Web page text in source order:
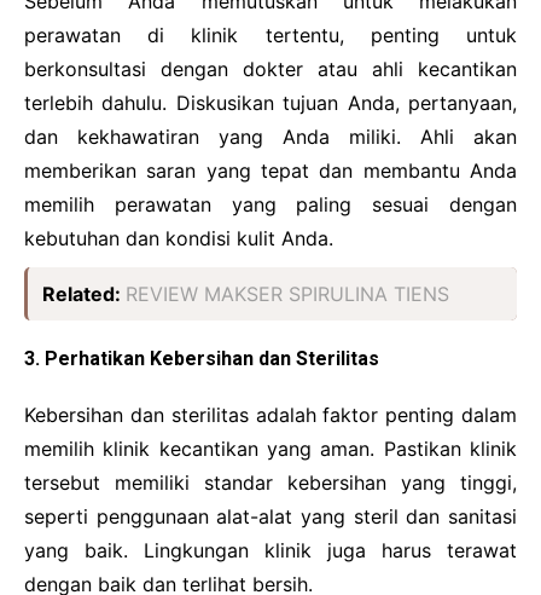
perawatan di klinik tertentu, penting untuk
berkonsultasi dengan dokter atau ahli kecantikan
terlebih dahulu. Diskusikan tujuan Anda, pertanyaan,
dan kekhawatiran yang Anda miliki. Ahli akan
memberikan saran yang tepat dan membantu Anda
memilih perawatan yang paling sesuai dengan
kebutuhan dan kondisi kulit Anda.
Related: REVIEW MAKSER SPIRULINA TIENS
3. Perhatikan Kebersihan dan Sterilitas
Kebersihan dan sterilitas adalah faktor penting dalam
memilih klinik kecantikan yang aman. Pastikan klinik
tersebut memiliki standar kebersihan yang tinggi,
seperti penggunaan alat-alat yang steril dan sanitasi
yang baik. Lingkungan klinik juga harus terawat
dengan baik dan terlihat bersih.